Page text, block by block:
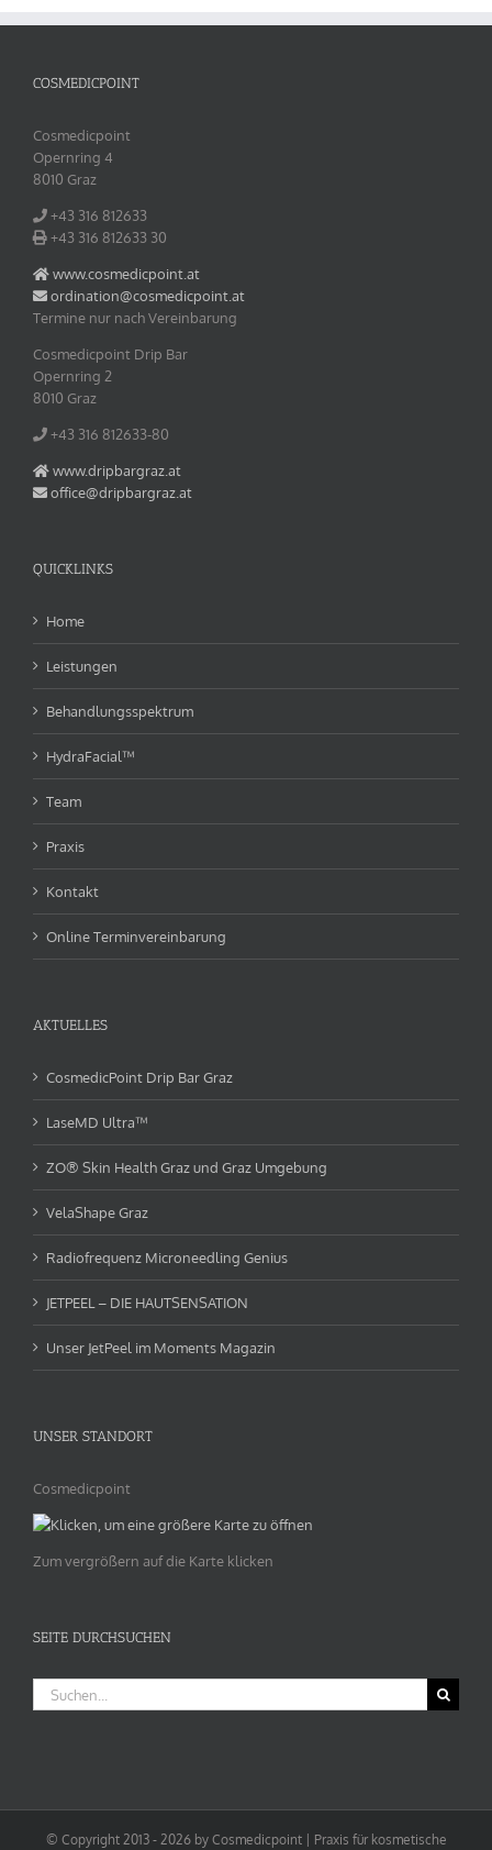
COSMEDICPOINT
Cosmedicpoint
Opernring 4
8010 Graz
+43 316 812633‬
+43 316 812633‬ 30
www.cosmedicpoint.at
ordination@cosmedicpoint.at
Termine nur nach Vereinbarung
Cosmedicpoint Drip Bar
Opernring 2
8010 Graz
+43 316 812633‬-80
www.dripbargraz.at
office@dripbargraz.at
QUICKLINKS
Home
Leistungen
Behandlungsspektrum
HydraFacial™
Team
Praxis
Kontakt
Online Terminvereinbarung
AKTUELLES
CosmedicPoint Drip Bar Graz
LaseMD Ultra™
ZO® Skin Health Graz und Graz Umgebung
VelaShape Graz
Radiofrequenz Microneedling Genius
JETPEEL – DIE HAUTSENSATION
Unser JetPeel im Moments Magazin
UNSER STANDORT
Cosmedicpoint
Zum vergrößern auf die Karte klicken
SEITE DURCHSUCHEN
Suche
nach:
© Copyright 2013 - 2026 by Cosmedicpoint | Praxis für kosmetische